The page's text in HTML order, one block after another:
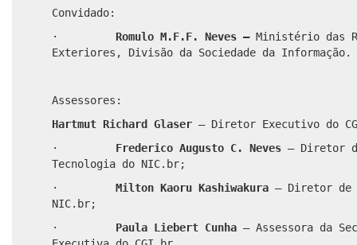
Convidado:
· Romulo M.F.F. Neves – Ministério das
Exteriores, Divisão da Sociedade da Informação.
Assessores:
Hartmut Richard Glaser – Diretor Executivo do
· Frederico Augusto C. Neves – Diretor
Tecnologia do NIC.br;
· Milton Kaoru Kashiwakura – Diretor de
NIC.br;
· Paula Liebert Cunha – Assessora da